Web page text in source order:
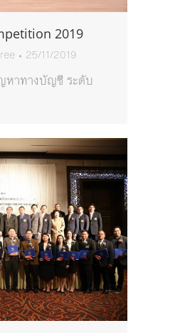
2019
25/11/2019
าทางบัญชี ระดับ